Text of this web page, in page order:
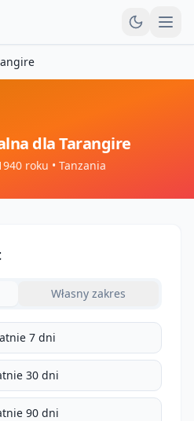
dlaTarangire
roku • Tanzania
Własny zakres
7 dni
30 dni
90 dni